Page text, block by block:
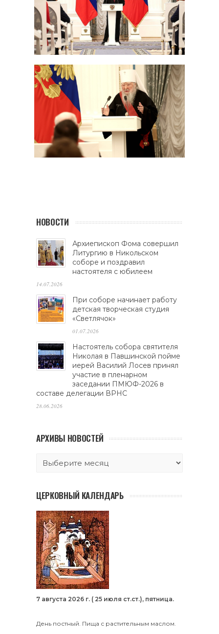
НОВОСТИ
Архиепископ Фома совершил
Литургию в Никольском
соборе и поздравил
настоятеля с юбилеем
14.07.2026
При соборе начинает работу
детская творческая студия
«Светлячок»
01.07.2026
Настоятель собора святителя
Николая в Павшинской пойме
иерей Василий Лосев принял
участие в пленарном
заседании ПМЮФ-2026 в
составе делегации ВРНС
28.06.2026
АРХИВЫ НОВОСТЕЙ
ЦЕРКОВНЫЙ КАЛЕНДАРЬ
7 августа 2026 г. ( 25 июля ст.ст.), пятница.
День постный. Пища с растительным маслом.